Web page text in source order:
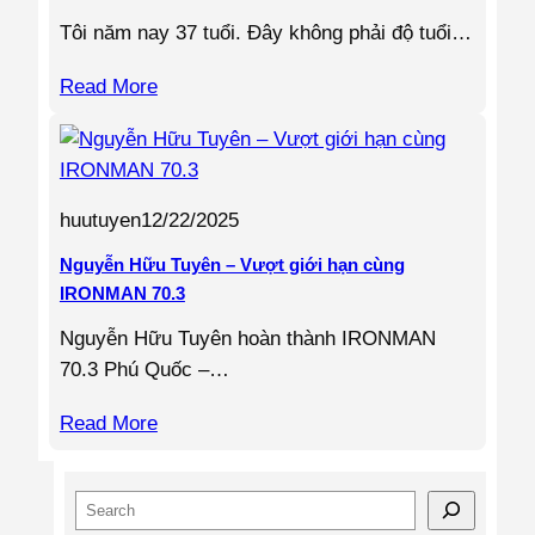
Tôi năm nay 37 tuổi. Đây không phải độ tuổi…
Read More
huutuyen12/22/2025
Nguyễn Hữu Tuyên – Vượt giới hạn cùng
IRONMAN 70.3
Nguyễn Hữu Tuyên hoàn thành IRONMAN
70.3 Phú Quốc –…
Read More
S